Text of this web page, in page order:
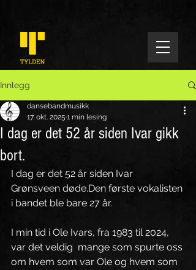
Innlegg
I dag er det 52 år siden Ivar gikk
bort.
dansebandmusikk
17. okt. 2025 1 min lesing
I dag er det 52 år siden Ivar
Grønsveen døde.Den første vokalisten
i bandet ble bare 27 år.
I min tid i Ole Ivars, fra 1983 til 2024,
var det veldig  mange som spurte oss
om hvem som var Ole og hvem som